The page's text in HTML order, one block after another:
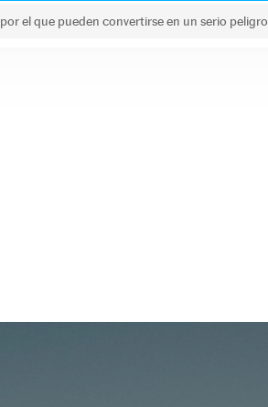
el que pueden convertirse en un serio peligro